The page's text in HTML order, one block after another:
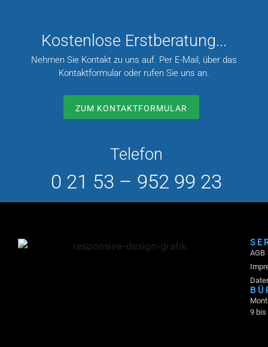
Kostenlose Erstberatung...
Nehmen Sie Kontakt zu uns auf. Per E-Mail, über das
Kontaktformular oder rufen Sie uns an.
ZUM KONTAKTFORMULAR
Telefon
0 21 53 – 952 99 23
AGB
9 bis